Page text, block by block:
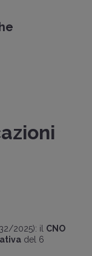
2025): il CNO
del 6